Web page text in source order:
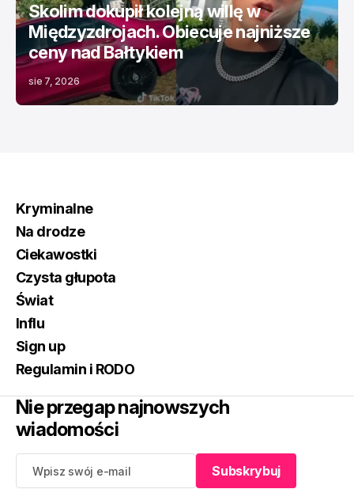
Skolim dokupił kolejną willę w
Międzyzdrojach. Obiecuje najniższe
ceny nad Bałtykiem
sie 7, 2026
Kryminalne
Na drodze
Ciekawostki
Czysta głupota
Świat
Influ
Sign up
Regulamin i RODO
Nie przegap najnowszych
wiadomości
Subskrybuj